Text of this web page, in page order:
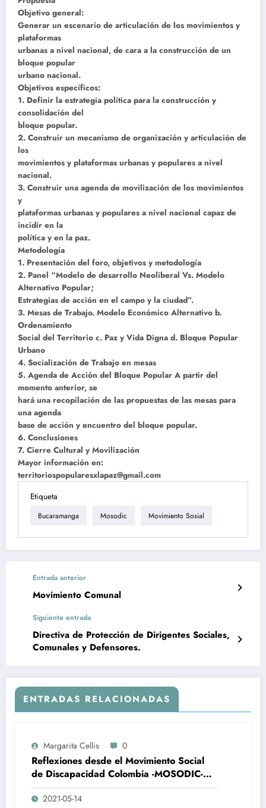
Objetivo general:
Generar un escenario de articulación de los movimientos y
plataformas
urbanas a nivel nacional, de cara a la construcción de un
bloque popular
urbano nacional.
Objetivos específicos:
1. Definir la estrategia política para la construcción y
consolidación del
bloque popular.
2. Construir un mecanismo de organización y articulación de
los
movimientos y plataformas urbanas y populares a nivel
nacional.
3. Construir una agenda de movilización de los movimientos
y
plataformas urbanas y populares a nivel nacional capaz de
incidir en la
política y en la paz.
Metodología
1. Presentación del foro, objetivos y metodología
2. Panel “Modelo de desarrollo Neoliberal Vs. Modelo
Alternativo Popular;
Estrategias de acción en el campo y la ciudad”.
3. Mesas de Trabajo. Modelo Económico Alternativo b.
Ordenamiento
Social del Territorio c. Paz y Vida Digna d. Bloque Popular
Urbano
4. Socialización de Trabajo en mesas
5. Agenda de Acción del Bloque Popular A partir del
momento anterior, se
hará una recopilación de las propuestas de las mesas para
una agenda
base de acción y encuentro del bloque popular.
6. Conclusiones
7. Cierre Cultural y Movilización
Mayor información en:
territoriospopularesxlapaz@gmail.com
Etiqueta
Bucaramanga Mosodic Movimiento Sosial
Entrada anterior
Movimiento Comunal
Siguiente entrada
Directiva de Protección de Dirigentes Sociales,
Comunales y Defensores.
ENTRADAS RELACIONADAS
Margarita Cellis 0
Reflexiones desde el Movimiento Social
de Discapacidad Colombia -MOSODIC-
ante la represión violenta desatada por el
gobierno de Iván Duque
2021-05-14